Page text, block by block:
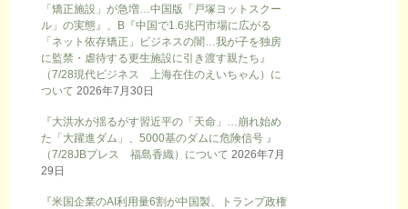
「矯正施設」が急増…中国版「戸塚ヨットスクー
ル」の実態』、B『中国で1.6兆円市場に広がる
「ネット依存矯正」ビジネスの闇…我が子を独房
に監禁・虐待する更生施設に引き渡す親たち』
（7/28現代ビジネス 上海在住のえいちゃん）に
ついて 2026年7月30日
『大洪水が揺るがす習近平の「天命」…崩れ始め
た「大躍進ダム」、5000基のダムに危険信号 』
（7/28JBプレス 福島香織）について 2026年7月
29日
『米国企業のAI利用量6割が中国製、トランプ政権